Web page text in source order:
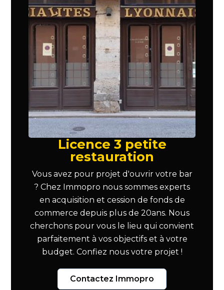
Licence 3 petite
restauration
Vous avez pour projet d'ouvrir votre bar
? Chez Immopro nous sommes experts
en acquisition et cession de fonds de
commerce depuis plus de 20ans. Nous
cherchons pour vous le lieu qui convient
parfaitement à vos objectifs et à votre
budget. Confiez nous votre projet !
Contactez Immopro